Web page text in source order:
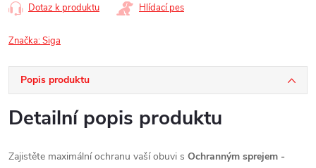
Dotaz k produktu Hlídací pes
Značka:Siga
Popis produktu
Detailní popis produktu
Zajistěte maximální ochranu vaší obuvi s Ochranným sprejem -